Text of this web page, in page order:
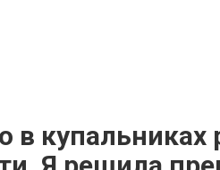
купальниках